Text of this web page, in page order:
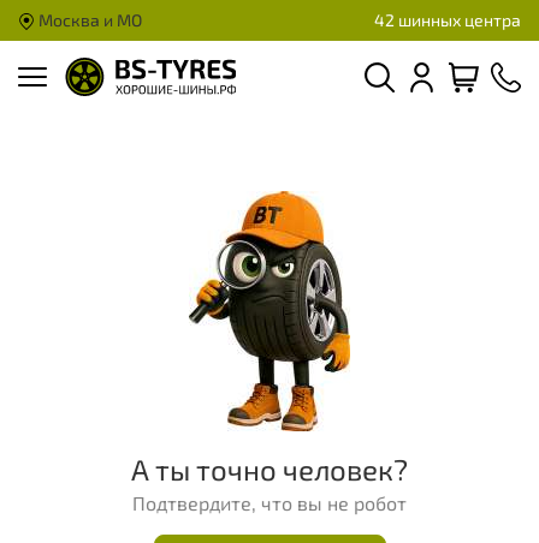
Москва и МО 42 шинных центра
А ты точно человек?
Подтвердите, что вы не робот